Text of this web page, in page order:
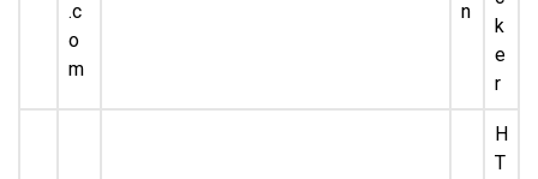
.c
o
m
n
k
e
r
H
T